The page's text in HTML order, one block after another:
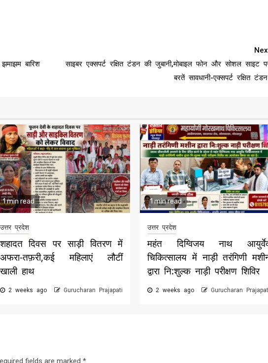
बारिश
साइबर एक्सपर्ट रक्षित टंडन की जुबानी,मोबाइल फोन और सोशल साइट
बरतें सावधानी-एक्सपर्ट रक्षित
1 min read
उत्तर प्रदेश
शहादत दिवस पर साड़ी वितरण में
अफरा-तफ़री,कई महिलाएं लौटीं
खाली हाथ
2 weeks ago Gurucharan Prajapati
1 min read
उत्तर प्रदेश
महंत दिग्विजय नाथ
चिकित्सालय में नाड़ी तरंगिणी
द्वारा नि:शुल्क नाड़ी परीक्षण शिविर
2 weeks ago Gurucharan
fields are marked *